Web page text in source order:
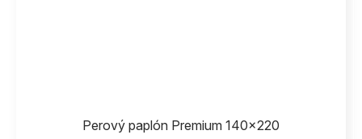
Perový paplón Premium 140x220